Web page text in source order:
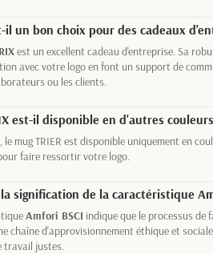
il un bon choix pour des cadeaux
est un excellent cadeau d'entreprise. Sa
avec votre logo en font un support de
ou les clients.
est-il disponible en d'autres
le mug TRIER est disponible uniquement en
faire ressortir votre logo.
signification de la caractéristique
Amfori BSCI indique que le processus de
chaîne d'approvisionnement éthique et
travail justes.